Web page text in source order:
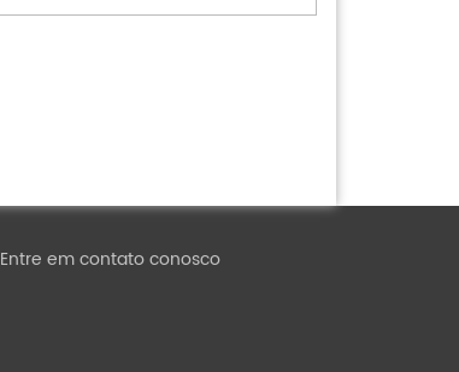
Entre em contato conosco